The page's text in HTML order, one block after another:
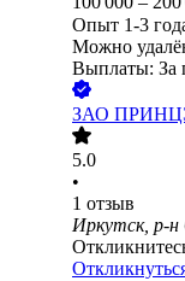
Опыт 1-3
Можно
Выплаты: За
ЗАО
5.0
•
1 отзыв
Иркутск, р-н